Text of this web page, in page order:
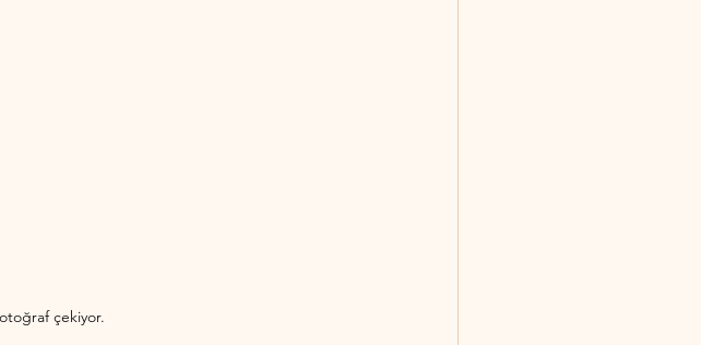
çekiyor.